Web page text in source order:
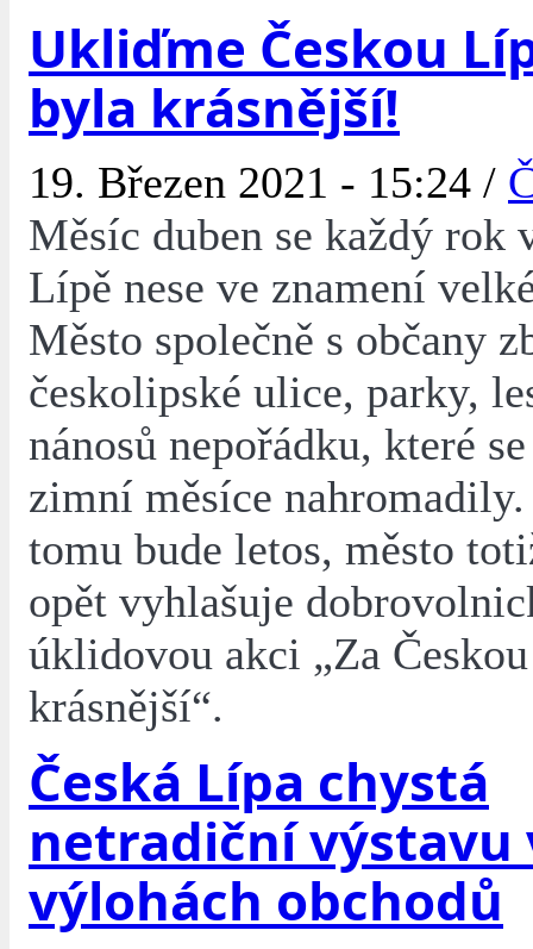
Ukliďme Českou
byla krásnější!
19. Březen 2021 - 15:24 /
Měsíc duben se každý rok
Lípě nese ve znamení
Město společně s občany
českolipské ulice, parky,
nánosů nepořádku, které
zimní měsíce
tomu bude letos, město
opět vyhlašuje
úklidovou akci „Za
krásnější“.
Česká Lípa chystá
netradiční výstavu
výlohách obchodů